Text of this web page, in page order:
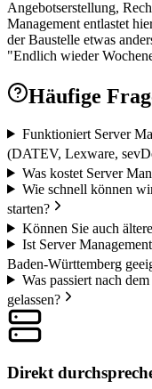
Angebotserstellung,
Management entlastet
der Baustelle etwas
"Endlich wieder
Häufige
Funktioniert Server
(DATEV, Lexware,
Was kostet Server
Wie schnell können
starten?
Können Sie auch
Ist Server
Baden-Württemberg
Was passiert nach
gelassen?
Direkt